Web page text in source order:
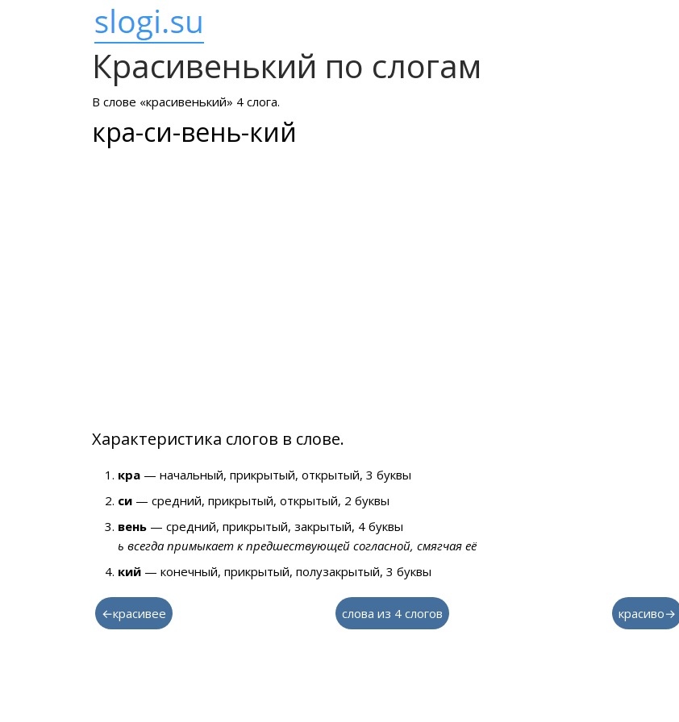
Красивенький по слогам
В слове «красивенький» 4 слога.
кра-си-вень-кий
Характеристика слогов в слове.
кра — начальный, прикрытый, открытый, 3 буквы
си — средний, прикрытый, открытый, 2 буквы
вень — средний, прикрытый, закрытый, 4 буквы
ь всегда примыкает к предшествующей согласной, смягчая её
кий — конечный, прикрытый, полузакрытый, 3 буквы
←красивее слова из 4 слогов красиво→